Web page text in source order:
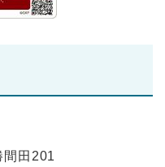
田201